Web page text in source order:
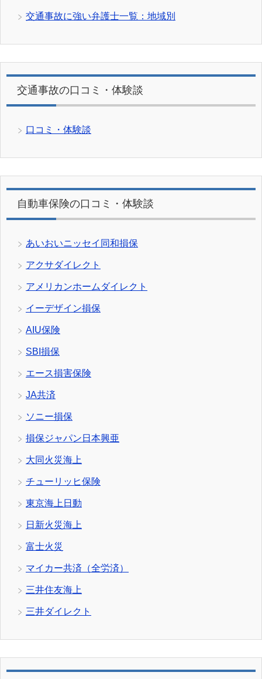
交通事故に強い弁護士一覧：地域別
交通事故の口コミ・体験談
口コミ・体験談
自動車保険の口コミ・体験談
あいおいニッセイ同和損保
アクサダイレクト
アメリカンホームダイレクト
イーデザイン損保
AIU保険
SBI損保
エース損害保険
JA共済
ソニー損保
損保ジャパン日本興亜
大同火災海上
チューリッヒ保険
東京海上日動
日新火災海上
富士火災
マイカー共済（全労済）
三井住友海上
三井ダイレクト